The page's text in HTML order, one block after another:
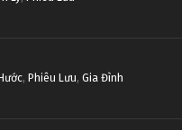
, Phiêu Lưu, Gia Đình